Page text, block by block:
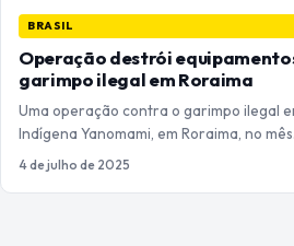
BRASIL
Operação destrói
garimpo ilegal em Roraima
Uma operação contra o garimpo ilegal
Indígena Yanomami, em Roraima, no
4 de julho de 2025